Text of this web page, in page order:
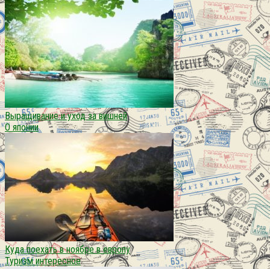
Выращивание и уход за вишней
О японии
Куда поехать в ноябре в европу
Туризм интересное